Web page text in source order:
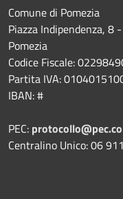
Comune di Pomezia
Piazza Indipendenza, 8
Pomezia
Codice Fiscale:
Partita IVA:
IBAN: #
PEC:
Centralino Unico: 06